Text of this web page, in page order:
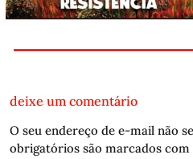
deixe um comentário
O seu endereço de e-mail não
obrigatórios são marcados com